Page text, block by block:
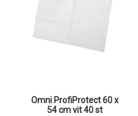
Omni ProfiProtect 60 x
54 cm vit 40 st